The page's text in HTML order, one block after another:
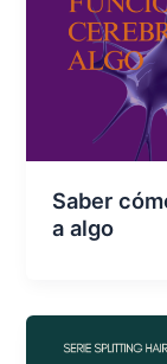
Saber
a algo